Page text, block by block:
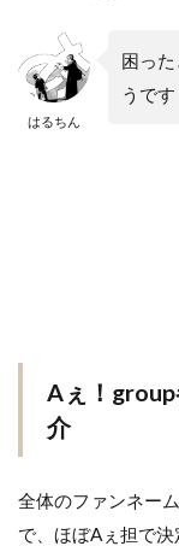
はるちん
困っ
うです
Aぇ！
介
全体のファンネー
で、ほぼAぇ担で決